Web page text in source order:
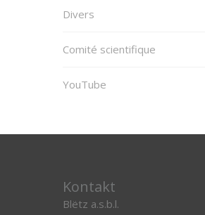
Divers
Comité scientifique
YouTube
Kontakt
Blëtz a.s.b.l.